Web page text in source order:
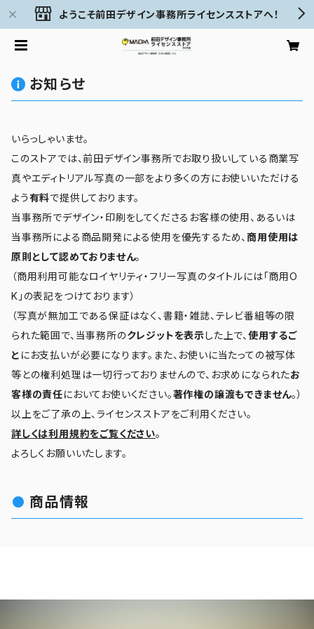
ようこそ前田デザイン事務所ライセンスストアへ！
お知らせ
いらっしゃいませ。
このストアでは、前田デザイン事務所でお取り扱いしている商業写
真やエディトリアル写真の一部をより多くの方にお使いいただける
よう有料で提供しております。
当事務所でデザイン・印刷をしてくださるお客様の使用、あるいは
当事務所による商品開発による使用を優先するため、商用使用は
原則として認めておりません。
（商用利用可能なロイヤリティ・フリー写真のタイトルには「商用O
K」の表記をつけております）
（写真が無加工である保証はなく、書籍・雑誌、テレビ番組等の限
られた範囲で、当事務所のクレジットを表示した上で、使用するご
と にお支払いが必要になります。また、お使いに当たっての被写体
等との権利処理は一切行っておりませんので、お求めになられたお
客様の責任においてお使いください。著作権の譲渡もできません。）
以上をご了承の上、ライセンスストアをご利用ください。
詳しくは利用規約をご覧ください。
よろしくお願いいたします。
商品情報